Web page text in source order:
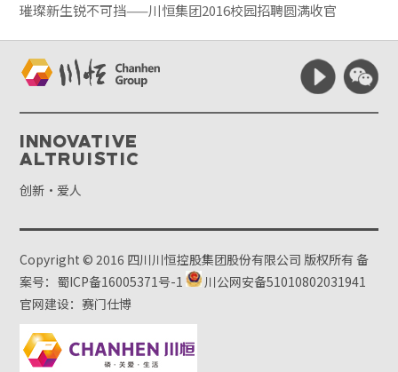
璀璨新生锐不可挡——川恒集团2016校园招聘圆满收官
Innovative
Altruistic
创新·爱人
Copyright © 2016 四川川恒控股集团股份有限公司 版权所有备
案号：蜀ICP备16005371号-1
川公网安备51010802031941
官网建设：赛门仕博